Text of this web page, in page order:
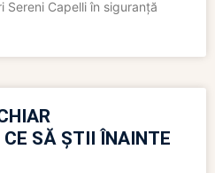
Sereni Capelli în siguranță
SĂ ȘTII ÎNAINTE